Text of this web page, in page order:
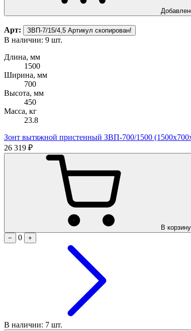
Арт: ЗВП-7/15/4,5 Артикул скопирован!
В наличии: 9 шт.
Длина, мм
1500
Ширина, мм
700
Высота, мм
450
Масса, кг
23.8
Зонт вытяжной пристенный ЗВП-700/1500
26 319 ₽
В корзину
−
0 +
В наличии: 7 шт.